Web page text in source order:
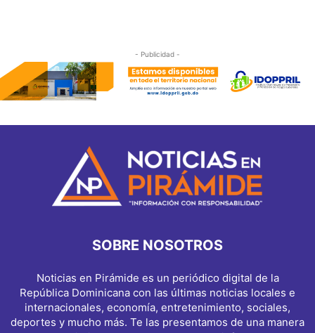
- Publicidad -
SOBRE NOSOTROS
Noticias en Pirámide es un periódico digital de la
República Dominicana con las últimas noticias locales e
internacionales, economía, entretenimiento, sociales,
deportes y mucho más. Te las presentamos de una manera